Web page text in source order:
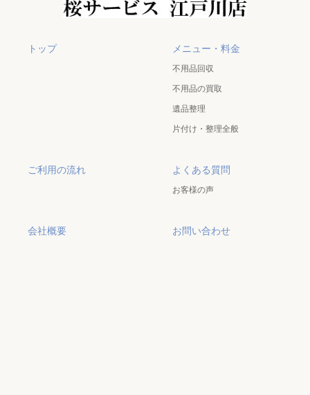
トップ メニュー・料金
不用品回収
不用品の買取
遺品整理
片付け・整理全般
ご利用の流れ よくある質問
お客様の声
会社概要 お問い合わせ